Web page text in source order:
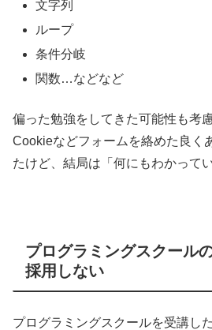
文字列
ループ
条件分岐
関数…などなど
偏った勉強をしてきた可能性も考
Cookieなどフォームを絡めた良く
たけど、結局は「何にもわかって
プログラミングスクール
採用しない
プログラミングスクールを受講し